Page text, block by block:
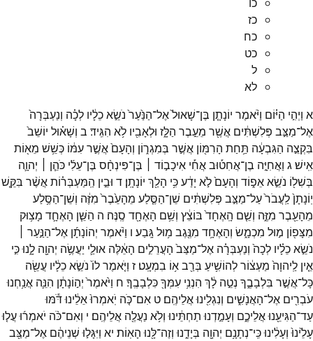
כז
כח
כט
ל
לא
א וַיְהִ֣י הַיּ֗וֹם וַיֹּ֨אמֶר יוֹנָתָ֤ן בֶּן־שָׁאוּל֙אֶל־הַנַּ֙עַר֙ נֹשֵׂ֣אכֵלָ֔יו לְכָ֗ה וְנַעְבְּרָה֙
אֶל־מַצַּ֣ב פְּלִשְׁתִּ֔ים אֲשֶׁ֖ר מֵעֵ֣בֶר הַלָּ֑ז וּלְאָבִ֖יו לֹ֥א הִגִּֽיד׃ ב וְשָׁא֗וּל יוֹשֵׁב֙
בִּקְצֵ֣ה הַגִּבְעָ֔ה תַּ֥חַת הָרִמּ֖וֹן אֲשֶׁ֣ר בְּמִגְר֑וֹן וְהָעָם֙אֲשֶׁ֣רעִמּ֔וֹ כְּשֵׁ֥שׁ מֵא֖וֹת
אִֽישׁ׃ג וַאֲחִיָּ֣ה בֶן־אֲחִט֡וּבאֲחִ֡י אִיכָב֣וֹד ׀ בֶּן־פִּינְחָ֨ס בֶּן־עֵלִ֜י כֹּהֵ֧ן ׀
יְהוָ֛ה
בְּשִׁל֖וֹ נֹשֵׂ֣אאֵפ֑וֹד וְהָעָם֙לֹ֣א יָדַ֔עכִּ֥י הָלַ֖ךְ יוֹנָתָֽן׃ ד וּבֵ֣ין הַֽמַּעְבְּר֗וֹתאֲשֶׁ֨ר בִּקֵּ֤שׁ
יֽוֹנָתָן֙לַֽעֲבֹר֙עַל־מַצַּ֣ב פְּלִשְׁתִּ֔ים שֵׁן־הַסֶּ֤לַע מֵהָעֵ֙בֶר֙ מִזֶּ֔ה וְשֵׁן־הַסֶּ֥לַע
מֵהָעֵ֖בֶר מִזֶּ֑ה וְשֵׁ֤ם הָֽאֶחָד֙ בּוֹצֵ֔ץ וְשֵׁ֥ם הָאֶחָ֖ד סֶֽנֶּה׃ ה הַשֵּׁ֧ן הָאֶחָ֛ד מָצ֥וּק
מִצָּפ֖וֹן מ֣וּל מִכְמָ֑שׂ וְהָאֶחָ֥ד מִנֶּ֖גֶב מ֥וּלגָּֽבַע׃ ו וַיֹּ֨אמֶר יְהוֹנָתָ֜ן אֶל־הַנַּ֣עַר ׀
נֹשֵׂ֣אכֵלָ֗יו לְכָה֙ וְנַעְבְּרָ֗ה אֶל־מַצַּב֙ הָעֲרֵלִ֣ים הָאֵ֔לֶּה אוּלַ֛י יַעֲשֶׂ֥ה יְהוָ֖ה לָ֑נוּכִּ֣י
אֵ֤ין לַֽיהוָה֙ מַעְצ֔וֹרלְהוֹשִׁ֥יעַ בְּרַ֖בא֥וֹ בִמְעָֽט׃ ז וַיֹּ֤אמֶרלוֹ֙ נֹשֵׂ֣אכֵלָ֔יו עֲשֵׂ֖ה
כָּל־אֲשֶׁ֣ר בִּלְבָבֶ֑ךָ נְטֵ֣ה לָ֔ךְ הִנְנִ֥י עִמְּךָ֖כִּלְבָבֶֽךָ׃ ח וַיֹּ֙אמֶר֙ יְה֣וֹנָתָ֔ן הִנֵּ֛ה אֲנַ֥חְנוּ
עֹבְרִ֖ים אֶל־הָאֲנָשִׁ֑ים וְנִגְלִ֖ינוּאֲלֵיהֶֽם׃ ט אִם־כֹּ֤ה יֹֽאמְרוּ֙אֵלֵ֔ינוּדֹּ֕מּוּ
עַד־הַגִּיעֵ֖נוּאֲלֵיכֶ֑ם וְעָמַ֣דְנוּ תַחְתֵּ֔ינוּ וְלֹ֥א נַעֲלֶ֖ה אֲלֵיהֶֽם׃ י וְאִם־כֹּ֨ה יֹאמְר֜וּעֲל֤וּ
עָלֵ֙ינוּ֙ וְעָלִ֔ינוּכִּֽי־נְתָנָ֥ם יְהוָ֖ה בְּיָדֵ֑נוּ וְזֶה־לָּ֖נוּ הָאֽוֹת׃ יא וַיִּגָּל֣וּ שְׁנֵיהֶ֔ם אֶל־מַצַּ֖ב